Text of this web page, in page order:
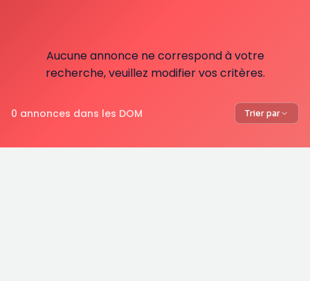
Aucune annonce ne correspond à votre
recherche, veuillez modifier vos critères.
0 annonces dans les DOM Trier par